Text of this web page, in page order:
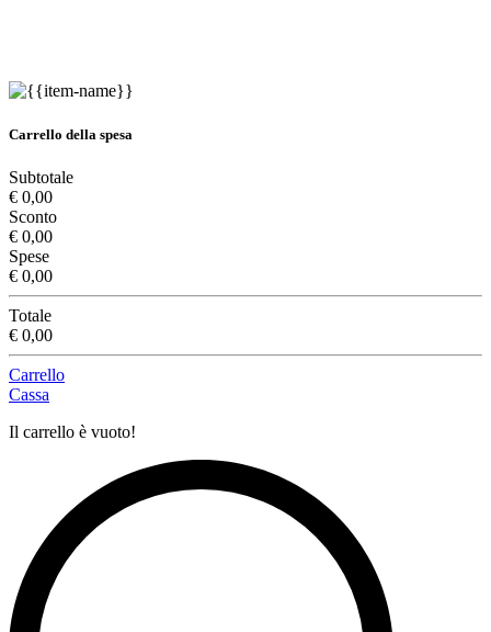
Carrello della spesa
Subtotale
€ 0,00
Sconto
€ 0,00
Spese
€ 0,00
Totale
€ 0,00
Carrello
Cassa
Il carrello è vuoto!